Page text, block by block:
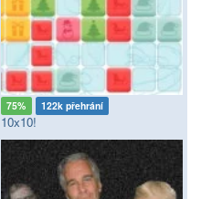
75% 122k přehrání
10x10!